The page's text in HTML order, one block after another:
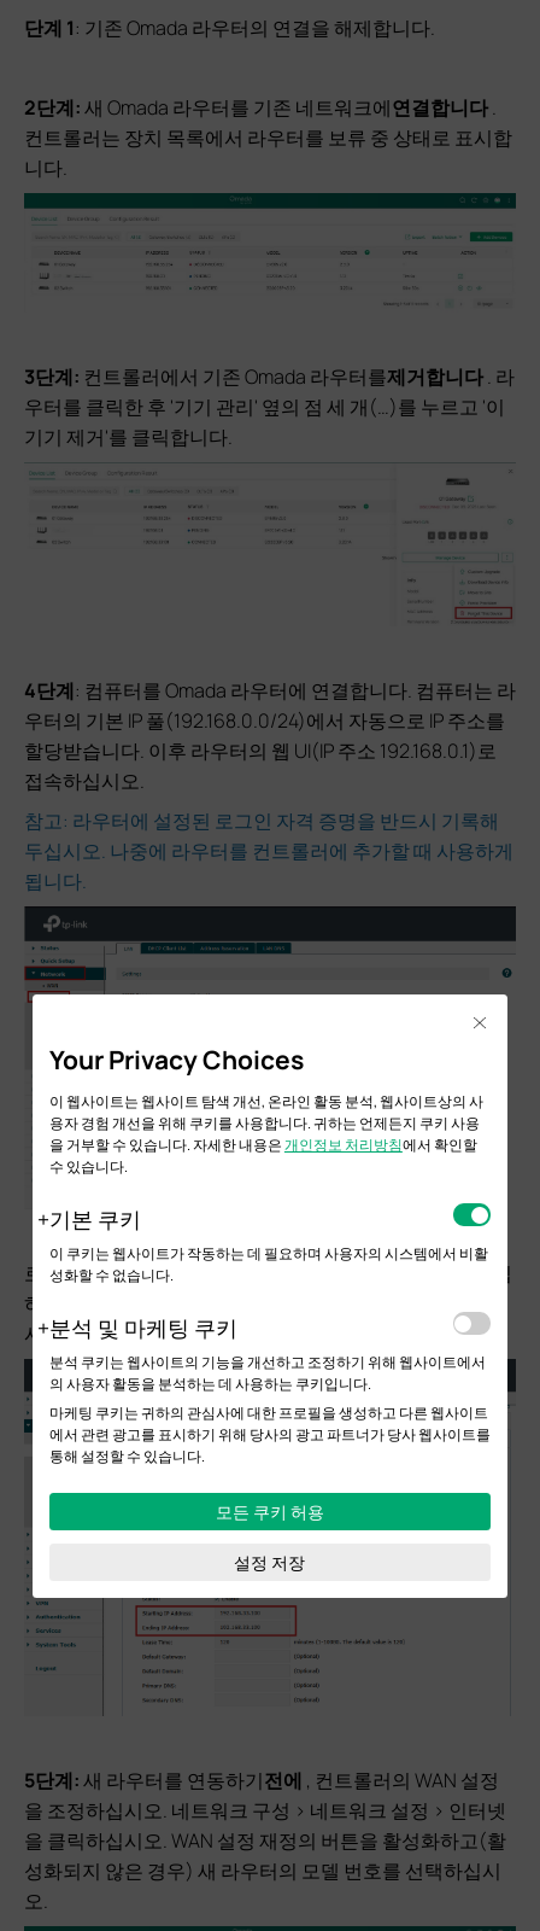
단계 1: 기존 Omada 라우터의 연결을 해제합니다.
2단계:새 Omada 라우터를 기존 네트워크에연결합니다.
컨트롤러는 장치 목록에서 라우터를 보류 중 상태로 표시합
니다.
3단계: 컨트롤러에서 기존 Omada 라우터를제거합니다. 라
우터를 클릭한 후 '기기 관리' 옆의 점 세 개(…)를 누르고 '이
기기 제거'를 클릭합니다.
4단계: 컴퓨터를 Omada 라우터에 연결합니다. 컴퓨터는 라
우터의 기본 IP 풀(192.168.0.0/24)에서 자동으로 IP 주소를
할당받습니다. 이후 라우터의 웹 UI(IP 주소 192.168.0.1)로
접속하십시오.
참고: 라우터에 설정된 로그인 자격 증명을 반드시 기록해
두십시오. 나중에 라우터를 컨트롤러에 추가할 때 사용하게
됩니다.
로그인 후 네트워크 > LAN으로 이동하여 기본 VLAN을 편집
하고, 기존 서브넷에 맞게 IP 주소 정보(기본 게이트웨이 IP,
시작 및 종료 IP 주소 등)를 조정하십시오.
5단계:새 라우터를 연동하기전에 , 컨트롤러의 WAN 설정
을 조정하십시오. 네트워크 구성 > 네트워크 설정 > 인터넷
을 클릭하십시오. WAN 설정 재정의 버튼을 활성화하고(활
성화되지 않은 경우) 새 라우터의 모델 번호를 선택하십시
오.
Your Privacy Choices
이 웹사이트는 웹사이트 탐색 개선, 온라인 활동 분석, 웹사이트상의 사
용자 경험 개선을 위해 쿠키를 사용합니다. 귀하는 언제든지 쿠키 사용
을 거부할 수 있습니다. 자세한 내용은개인정보 처리방침에서 확인할
수 있습니다.
기본 쿠키
이 쿠키는 웹사이트가 작동하는 데 필요하며 사용자의 시스템에서 비활
성화할 수 없습니다.
분석 및 마케팅 쿠키
분석 쿠키는 웹사이트의 기능을 개선하고 조정하기 위해 웹사이트에서
의 사용자 활동을 분석하는 데 사용하는 쿠키입니다.
마케팅 쿠키는 귀하의 관심사에 대한 프로필을 생성하고 다른 웹사이트
에서 관련 광고를 표시하기 위해 당사의 광고 파트너가 당사 웹사이트를
통해 설정할 수 있습니다.
모든 쿠키 허용
설정 저장
Close